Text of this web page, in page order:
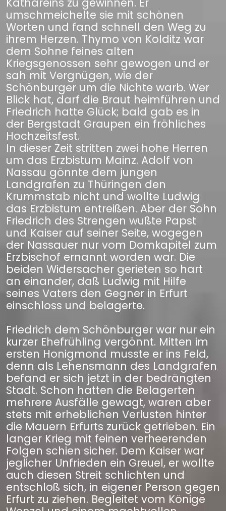
umschmeichelte sie mit schönen
Worten und fand schnell den Weg zu
ihrem Herzen. Thymo von Kolditz war
dem Sohne feines alten
Kriegsgenossen sehr gewogen und er
sah mit Vergnügen, wie der
Schönburger um die Nichte warb. Wer
Blick hat, darf die Braut heimführen und
Friedrich hatte Glück; bald gab es in
der Bergstadt Graupen ein fröhliches
Hochzeitsfest.
In dieser Zeit stritten zwei hohe Herren
um das Erzbistum Mainz. Adolf von
Nassau gönnte dem jungen
Landgrafen zu Thüringen den
Krummstab nicht und wollte Ludwig
das Erzbistum entreißen. Aber der Sohn
Friedrich des Strengen wußte Papst
und Kaiser auf seiner Seite, wogegen
der Nassauer nur vom Domkapitel zum
Erzbischof ernannt worden war. Die
beiden Widersacher gerieten so hart
an einander, daß Ludwig mit Hilfe
seines Vaters den Gegner in Erfurt
einschloss und belagerte.
Friedrich dem Schönburger war nur ein
kurzer Ehefrühling vergönnt. Mitten im
ersten Honigmond musste er ins Feld,
denn als Lehensmann des Landgrafen
befand er sich jetzt in der bedrängten
Stadt. Schon hatten die Belagerten
mehrere Ausfälle gewagt, waren aber
stets mit erheblichen Verlusten hinter
die Mauern Erfurts zurück getrieben. Ein
langer Krieg mit feinen verheerenden
Folgen schien sicher. Dem Kaiser war
jeglicher Unfrieden ein Greuel, er wollte
auch diesen Streit schlichten und
entschloß sich, in eigener Person gegen
Erfurt zu ziehen. Begleitet vom Könige